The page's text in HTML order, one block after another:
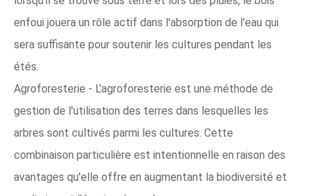
enfoui jouera un rôle actif dans l'absorption de l'eau qui
sera suffisante pour soutenir les cultures pendant les
étés.
Agroforesterie - L'agroforesterie est une méthode de
gestion de l'utilisation des terres dans lesquelles les
arbres sont cultivés parmi les cultures. Cette
combinaison particulière est intentionnelle en raison des
avantages qu'elle offre en augmentant la biodiversité et